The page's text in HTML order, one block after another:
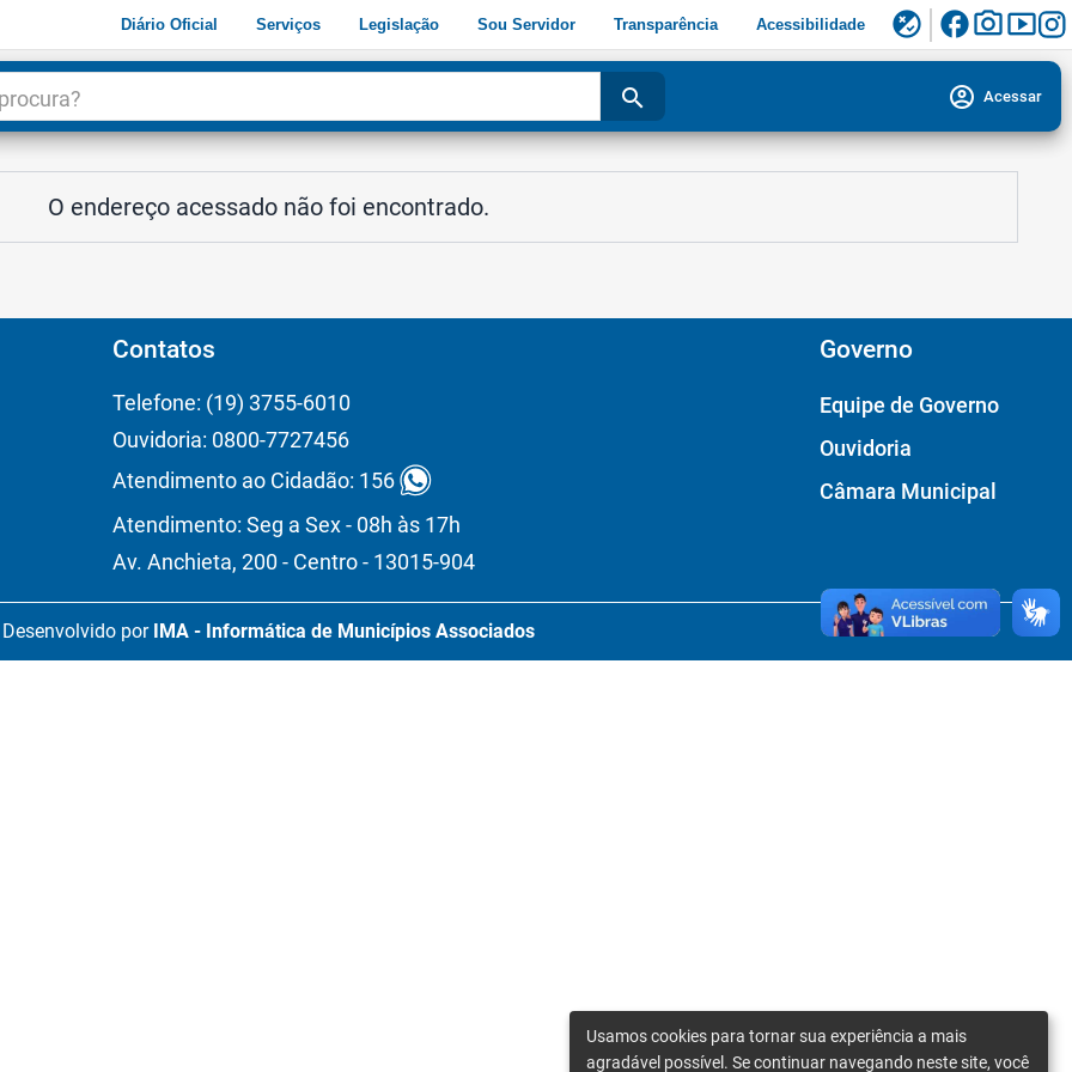
Diário Oficial Serviços Legislação Sou Servidor Transparência Acessibilidade flaky facebookphoto_camerasmart_display
search account_circle Acessar
O endereço acessado não foi encontrado.
Contatos
Telefone: (19) 3755-6010
Ouvidoria: 0800-7727456
Atendimento ao Cidadão: 156
Atendimento: Seg a Sex - 08h às 17h
Av. Anchieta, 200 - Centro - 13015-904
Governo
Equipe de Governo
Ouvidoria
Câmara Municipal
Desenvolvido por IMA - Informática de Municípios Associados
Usamos cookies para tornar sua experiência a mais
agradável possível. Se continuar navegando neste site, você